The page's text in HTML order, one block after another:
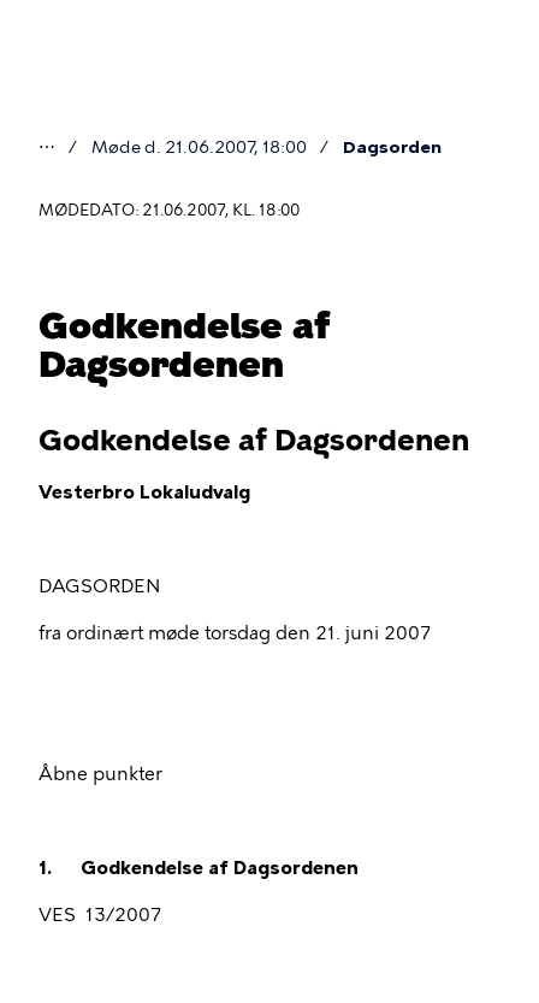
er
⋯ Møde d. 21.06.2007, 18:00 Dagsorden
MØDEDATO: 21.06.2007, KL. 18:00
Godkendelse af
Dagsordenen
Godkendelse af Dagsordenen
Vesterbro Lokaludvalg
DAGSORDEN
fra ordinært møde torsdag den 21. juni 2007
Åbne punkter
1. Godkendelse af Dagsordenen
VES 13/2007